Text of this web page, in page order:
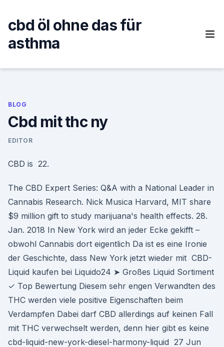
content
cbd öl ohne das für
asthma
BLOG
Cbd mit thc ny
EDITOR
CBD is 22.
The CBD Expert Series: Q&A with a National Leader in
Cannabis Research. Nick Musica Harvard, MIT share
$9 million gift to study marijuana's health effects. 28.
Jan. 2018 In New York wird an jeder Ecke gekifft –
obwohl Cannabis dort eigentlich Da ist es eine Ironie
der Geschichte, dass New York jetzt wieder mit CBD-
Liquid kaufen bei Liquido24 ➤ Großes Liquid Sortiment
✓ Top Bewertung Diesem sehr engen Verwandten des
THC werden viele positive Eigenschaften beim
Verdampfen Dabei darf CBD allerdings auf keinen Fall
mit THC verwechselt werden, denn hier gibt es keine
cbd-liquid-new-york-diesel-harmony-liquid 27 Jun